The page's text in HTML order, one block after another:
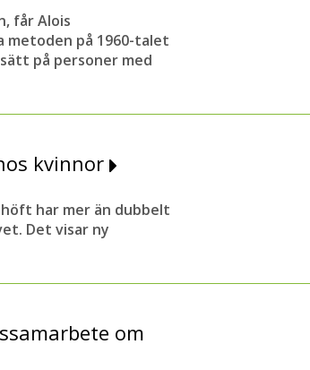
får Alois
metoden på 1960-talet
på personer med
kvinnor
har mer än dubbelt
Det visar ny
om